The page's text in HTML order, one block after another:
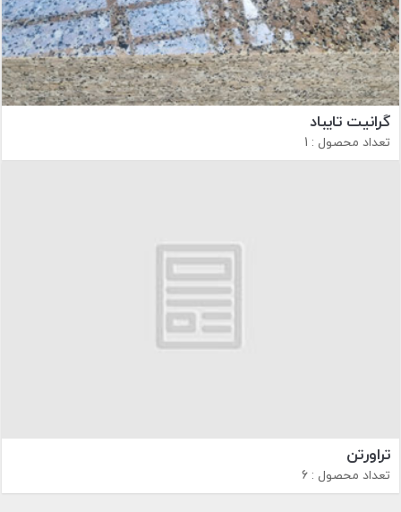
گرانیت تایباد
تعداد محصول : 1
تراورتن
تعداد محصول : 6